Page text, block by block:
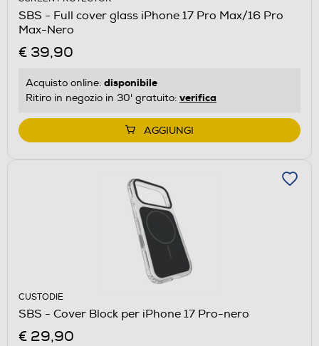
SBS - Full cover glass iPhone 17 Pro Max/16 Pro
Max-Nero
€ 39,90
Acquisto online: disponibile
Ritiro in negozio in 30' gratuito: verifica
AGGIUNGI
CUSTODIE
SBS - Cover Block per iPhone 17 Pro-nero
€ 29,90